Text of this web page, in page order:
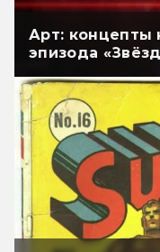
Арт: концепты
эпизода